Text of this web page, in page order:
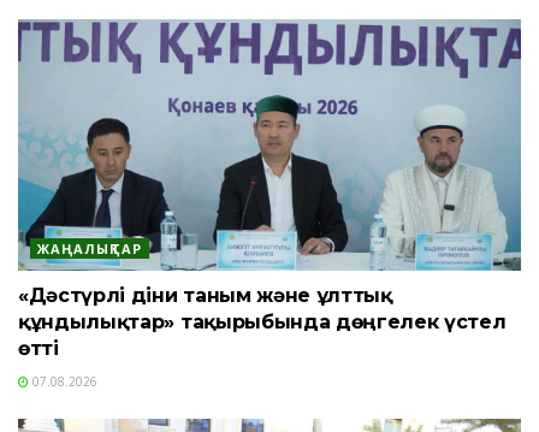
ЖАҢАЛЫҚТАР
«Дәстүрлі діни таным және ұлттық
құндылықтар» тақырыбында дөңгелек үстел
өтті
07.08.2026